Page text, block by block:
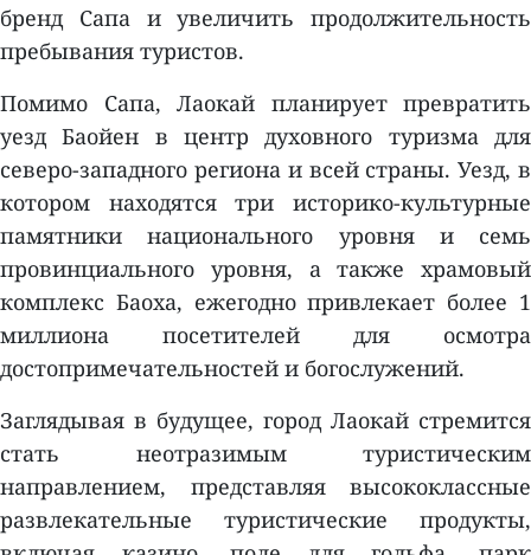
бренд Сапа и увеличить продолжительность
пребывания туристов.
Помимо Сапа, Лаокай планирует превратить
уезд Баойен в центр духовного туризма для
северо-западного региона и всей страны. Уезд, в
котором находятся три историко-культурные
памятники национального уровня и семь
провинциального уровня, а также храмовый
комплекс Баоха, ежегодно привлекает более 1
миллиона посетителей для осмотра
достопримечательностей и богослужений.
Заглядывая в будущее, город Лаокай стремится
стать неотразимым туристическим
направлением, представляя высококлассные
развлекательные туристические продукты,